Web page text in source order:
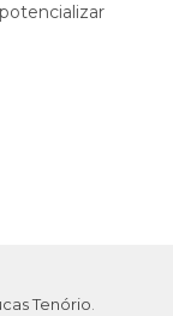
Tenório